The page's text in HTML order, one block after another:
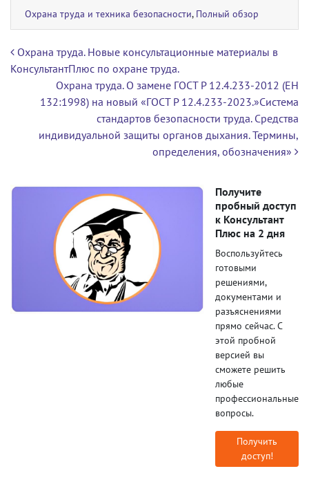
Охрана труда и техника безопасности, Полный обзор
Навигация по записям
Охрана труда. Новые консультационные материалы в
КонсультантПлюс по охране труда.
Охрана труда. О замене ГОСТ Р 12.4.233-2012 (ЕН
132:1998) на новый «ГОСТ Р 12.4.233-2023.»Система
стандартов безопасности труда. Средства
индивидуальной защиты органов дыхания. Термины,
определения, обозначения»
Получите
пробный доступ
к Консультант
Плюс на 2 дня
Воспользуйтесь
готовыми
решениями,
документами и
разъяснениями
прямо сейчас. С
этой пробной
версией вы
сможете решить
любые
профессиональные
вопросы.
Получить
доступ!